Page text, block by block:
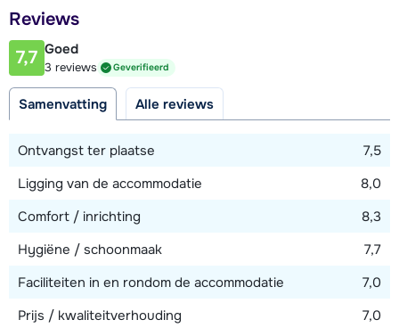
200 meter
Afstand tot piste
400 meter
70 meter
Bekijk kaart
Reviews
7,7 Goed
3 reviews Geverifieerd
Samenvatting Alle reviews
Ontvangst ter plaatse
7,5
Ligging van de accommodatie
8,0
Comfort / inrichting
8,3
Hygiëne / schoonmaak
7,7
Faciliteiten in en rondom de accommodatie
7,0
Prijs / kwaliteitverhouding
7,0